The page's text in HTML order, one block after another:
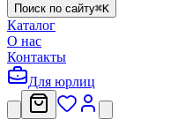
Поиск по сайту⌘K
Каталог
О нас
Контакты
Для юрлиц